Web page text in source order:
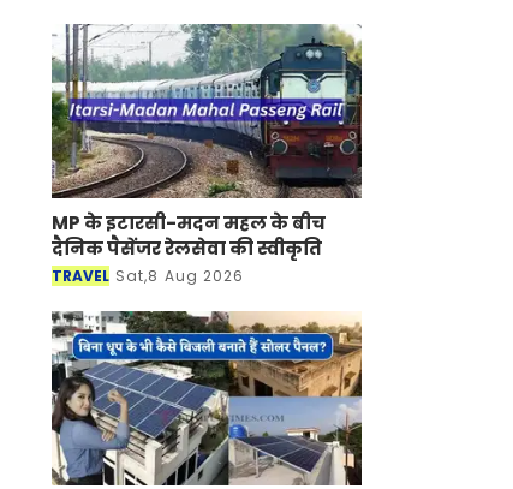
MP के इटारसी-मदन महल के बीच
दैनिक पैसेंजर रेलसेवा की स्वीकृति
TRAVEL Sat,8 Aug 2026